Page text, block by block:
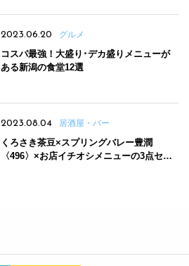
2023.06.20 グルメ
コスパ最強！大盛り･デカ盛りメニューが
ある新潟の食堂12選
2023.08.04 居酒屋・バー
くろさき茶豆×スプリングバレー豊潤
〈496〉×お店イチオシメニューの3点セッ